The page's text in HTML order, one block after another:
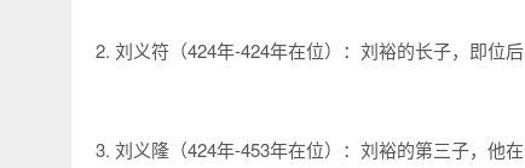
2. 刘义符（424年-424年在位）：刘裕的长子，即位后
3. 刘义隆（424年-453年在位）：刘裕的第三子，他